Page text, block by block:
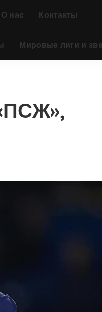
О нас Контакты
Мировые лиги и